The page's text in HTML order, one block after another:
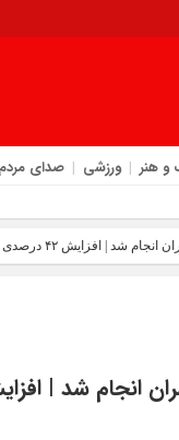
و هنر ورزشی صدای